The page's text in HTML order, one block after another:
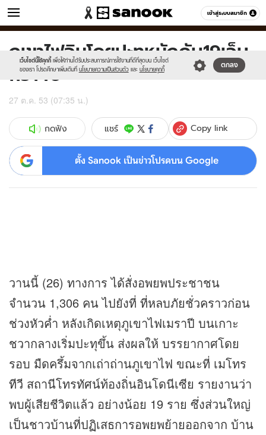
เข้าสู่ระบบสมาชิก
ข่าว หมวดอื่นๆ
เว็บไซต์นี้ใช้คุกกี้ เพื่อให้ท่านได้รับประสบการณ์การใช้งานที่ดีที่สุดบน เว็บไซต์
ของเรา โปรดศึกษาเพิ่มเติมที่ นโยบายความเป็นส่วนตัว และ นโยบายคุกกี้
ตกลง
Sanook
//s.isanook.com/sr/0/images/logo-
new-
sanook.png
600
60
ภูเขาไฟอินโดฯปะทุหนักดับ19เจ็บ
กว่า40
27 ต.ค. 53 (07:35 น.)
กดฟัง แชร์ Copy link
ตั้ง Sanook เป็นข่าวโปรดบน Google
วานนี้ (26) ทางการ ได้สั่งอพยพประชาชน
จำนวน 1,306 คน ไปยังที่ ที่หลบภัยชั่วคราวก่อน
ช่วงหัวค่ำ หลังเกิดเหตุภูเขาไฟเมราปี บนเกาะ
ชวากลางเริ่มปะทุขึ้น ส่งผลให้ บรรยากาศโดย
รอบ มืดครึ้มจากเถ่าถ่านภูเขาไฟ ขณะที่ เมโทร
ทีวี สถานีโทรทัศน์ท้องถิ่นอินโดนีเซีย รายงานว่า
พบผู้เสียชีวิตแล้ว อย่างน้อย 19 ราย ซึ่งส่วนใหญ่
เป็นชาวบ้านที่ปฏิเสธการอพยพย้ายออกจาก บ้าน